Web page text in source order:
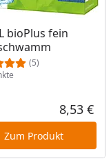
Preis
bioPlus fein
(5)
8,53 €
Zum Produkt